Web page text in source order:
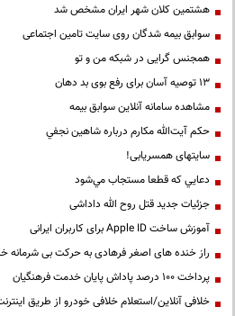
هشتمین کلان شهر ایران مشخص شد
سوابق بیمه شدگان روی سایت تامین اجتماعی
همجنس گرایی در شبکه من و تو
13 توصیه آسان برای رفع بوی بد دهان
مشاهده سامانه آنلاين سوابق بیمه
حكم آيت‌الله مكارم درباره شاهين نجفي
سایتهای همسریابی!
دعايي كه قطعا مستجاب مي‌شود
جزئیات جدید قتل روح الله داداشی
آموزش ساخت Apple ID برای کاربران ایرانی
راز خنده های اصغر فرهادی به حرکت بی شرمانه
پرداخت ۱۰۰ درصد پاداش پایان خدمت فرهنگیان
خلافی آنلاین/استعلام خلافی خودرو از طریق